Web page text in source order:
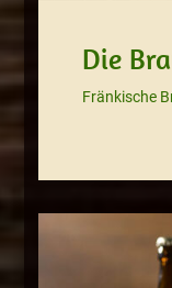
Die
Fränkische